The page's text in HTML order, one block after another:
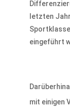
letzten
eingeführt
mit einigen